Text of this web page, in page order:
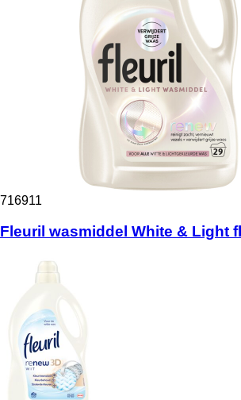
716911
Fleuril wasmiddel White & Light